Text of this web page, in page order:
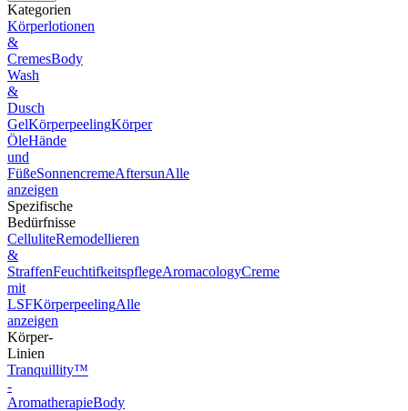
Kategorien
Körperlotionen
&
CremesBody
Wash
&
Dusch
GelKörperpeelingKörper
ÖleHände
und
FüßeSonnencremeAftersunAlle
anzeigen
Spezifische
Bedürfnisse
CelluliteRemodellieren
&
StraffenFeuchtifkeitspflegeAromacologyCreme
mit
LSFKörperpeelingAlle
anzeigen
Körper-
Linien
Tranquillity™
-
AromatherapieBody